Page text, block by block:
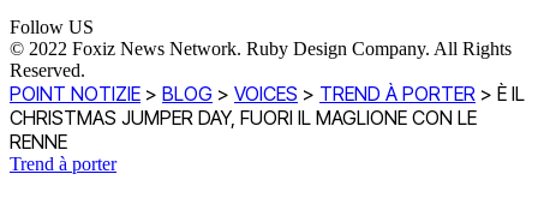
Follow US
© 2022 Foxiz News Network. Ruby Design Company. All Rights
Reserved.
POINT NOTIZIE > BLOG > VOICES > TREND À PORTER > È IL
CHRISTMAS JUMPER DAY, FUORI IL MAGLIONE CON LE
RENNE
Trend à porter